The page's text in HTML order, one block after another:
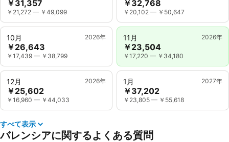
￥31,357
￥21,272 — ￥49,099
￥32,768
￥20,102 — ￥50,647
10月 2026年
￥26,643
￥17,439 — ￥38,799
11月 2026年
￥23,504
￥17,220 — ￥34,180
12月 2026年
￥25,602
￥16,960 — ￥44,033
1月 2027年
￥37,202
￥23,805 — ￥55,618
すべて表示
バレンシアに関するよくある質問